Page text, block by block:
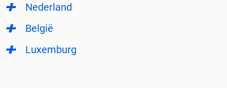
Nederland
België
Luxemburg